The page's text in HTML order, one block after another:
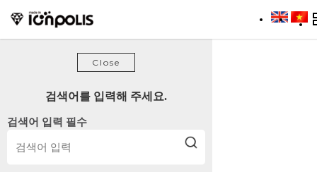
방문해 주셔서 감사합니다.
Close
검색어를 입력해 주세요.
검색어 입력 필수